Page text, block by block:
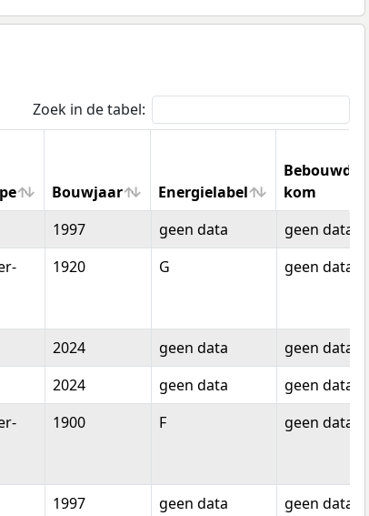
Zoek in de tabel:
Bouwjaar Energielabel
Bebouwde
kom
Bouwjaar Energielabel
Bebouwde
kom
1997 geen data
geen data
1920 G geen data
2024 geen data
geen data
2024 geen data
geen data
1900 F geen data
1997 geen data
geen data